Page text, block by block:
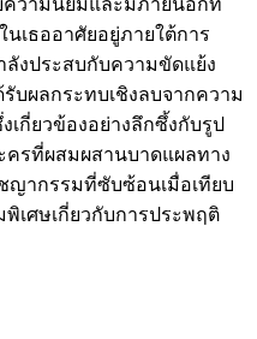
ความนิยมและมีภายนอกที่
เธออาศัยอยู่ภายใต้การ
งประสบกับความขัดแย้ง
บผลกระทบเชิงลบจากความ
เกี่ยวข้องอย่างลึกซึ้งกับรูป
ครที่ผสมผสานบาดแผลทาง
ากรรมที่ซับซ้อนเมื่อเทียบ
เศษเกี่ยวกับการประพฤติ